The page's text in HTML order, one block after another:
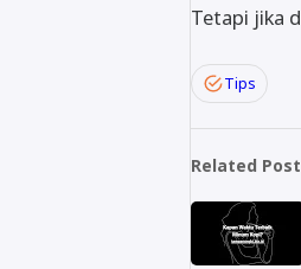
Tetapi jika
Tips
Related